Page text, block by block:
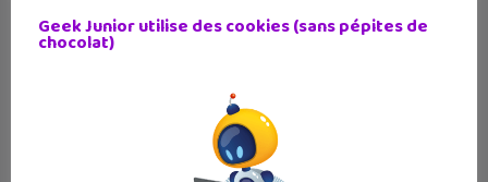
Geek Junior utilise des cookies (sans pépites de
chocolat)